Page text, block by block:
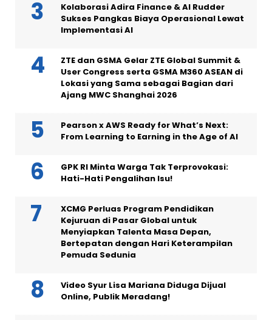
Kolaborasi Adira Finance & AI Rudder
Sukses Pangkas Biaya Operasional Lewat
Implementasi AI
ZTE dan GSMA Gelar ZTE Global Summit &
User Congress serta GSMA M360 ASEAN di
Lokasi yang Sama sebagai Bagian dari
Ajang MWC Shanghai 2026
Pearson x AWS Ready for What’s Next:
From Learning to Earning in the Age of AI
GPK RI Minta Warga Tak Terprovokasi:
Hati-Hati Pengalihan Isu!
XCMG Perluas Program Pendidikan
Kejuruan di Pasar Global untuk
Menyiapkan Talenta Masa Depan,
Bertepatan dengan Hari Keterampilan
Pemuda Sedunia
Video Syur Lisa Mariana Diduga Dijual
Online, Publik Meradang!